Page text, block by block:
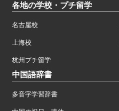
各地の学校・プチ留学
名古屋校
上海校
杭州プチ留学
中国語辞書
多音字学習辞書